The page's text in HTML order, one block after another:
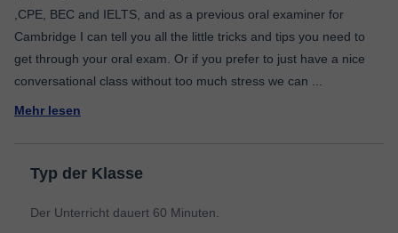
,CPE, BEC and IELTS, and as a previous oral examiner for
Cambridge I can tell you all the little tricks and tips you need to
get through your oral exam. Or if you prefer to just have a nice
conversational class without too much stress we can
Mehr lesen
Typ der Klasse
Der Unterricht dauert 60 Minuten.